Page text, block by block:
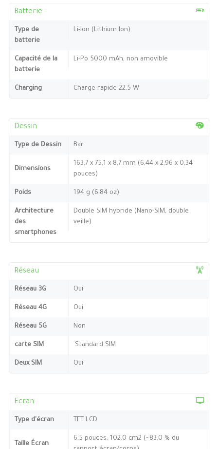
Batterie
Type de
batterie
Li-Ion (Lithium Ion)
Capacité de la
batterie
Li-Po 5000 mAh, non amovible
Charging Charge rapide 22,5 W
Dessin
Type de Dessin Bar
Dimensions
163,7 x 75,1 x 8,7 mm (6,44 x 2,96 x 0,34
pouces)
Poids 194 g (6.84 oz)
Architecture
des
smartphones
Double SIM hybride (Nano-SIM, double
veille)
Réseau
Réseau 3G Oui
Réseau 4G Oui
Réseau 5G Non
carte SIM `Standard SIM
Deux SIM Oui
Ecran
Type d'écran TFT LCD
Taille Écran
6,5 pouces, 102,0 cm2 (~83,0 % du